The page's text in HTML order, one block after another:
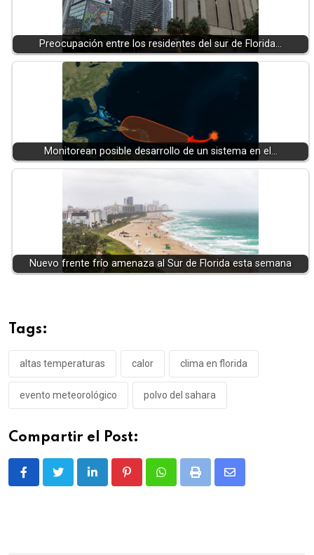
Preocupación entre los residentes del sur de Florida…
Monitorean posible desarrollo de un sistema en el…
Nuevo frente frío amenaza al Sur de Florida esta semana
Tags:
altas temperaturas calor clima en florida
evento meteorológico polvo del sahara
Compartir el Post:
LinkedIn PinterestWhatsappPrint
Share